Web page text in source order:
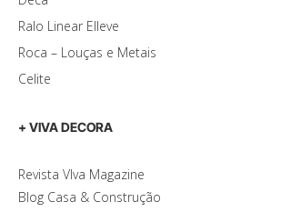
Ralo Linear Elleve
Roca – Louças e Metais
Celite
+ VIVA DECORA
Revista VIva Magazine
Blog Casa & Construção